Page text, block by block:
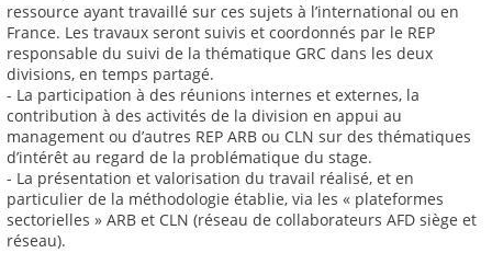
ressource ayant travaillé sur ces sujets à l’international ou en
France. Les travaux seront suivis et coordonnés par le REP
responsable du suivi de la thématique GRC dans les deux
divisions, en temps partagé.
- La participation à des réunions internes et externes, la
contribution à des activités de la division en appui au
management ou d’autres REP ARB ou CLN sur des thématiques
d’intérêt au regard de la problématique du stage.
- La présentation et valorisation du travail réalisé, et en
particulier de la méthodologie établie, via les « plateformes
sectorielles » ARB et CLN (réseau de collaborateurs AFD siège et
réseau).